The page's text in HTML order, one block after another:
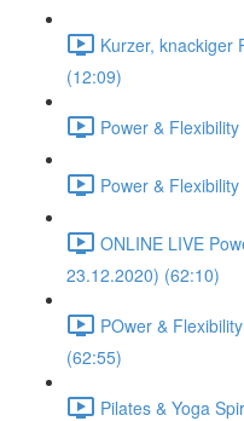
Kurzer, knackiger
(12:09)
Power &
Power &
ONLINE LIVE
23.12.2020) (62:10)
POwer &
(62:55)
Pilates & Yoga